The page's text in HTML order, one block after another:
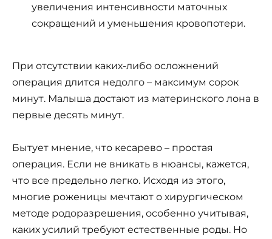
увеличения интенсивности маточных
сокращений и уменьшения кровопотери.
При отсутствии каких-либо осложнений
операция длится недолго – максимум сорок
минут. Малыша достают из материнского лона в
первые десять минут.
Бытует мнение, что кесарево – простая
операция. Если не вникать в нюансы, кажется,
что все предельно легко. Исходя из этого,
многие роженицы мечтают о хирургическом
методе родоразрешения, особенно учитывая,
каких усилий требуют естественные роды. Но